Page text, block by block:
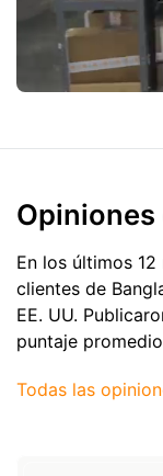
En los últimos
clientes de
EE. UU.
puntaje
Todas las